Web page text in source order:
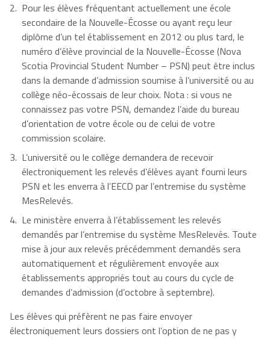
Pour les élèves fréquentant actuellement une école
secondaire de la Nouvelle-Écosse ou ayant reçu leur
diplôme d’un tel établissement en 2012 ou plus tard, le
numéro d’élève provincial de la Nouvelle-Écosse (Nova
Scotia Provincial Student Number – PSN) peut être inclus
dans la demande d’admission soumise à l’université ou au
collège néo-écossais de leur choix. Nota : si vous ne
connaissez pas votre PSN, demandez l’aide du bureau
d’orientation de votre école ou de celui de votre
commission scolaire.
L’université ou le collège demandera de recevoir
électroniquement les relevés d’élèves ayant fourni leurs
PSN et les enverra à l’EECD par l’entremise du système
MesRelevés.
Le ministère enverra à l’établissement les relevés
demandés par l’entremise du système MesRelevés. Toute
mise à jour aux relevés précédemment demandés sera
automatiquement et régulièrement envoyée aux
établissements appropriés tout au cours du cycle de
demandes d’admission (d’octobre à septembre).
Les élèves qui préfèrent ne pas faire envoyer
électroniquement leurs dossiers ont l’option de ne pas y